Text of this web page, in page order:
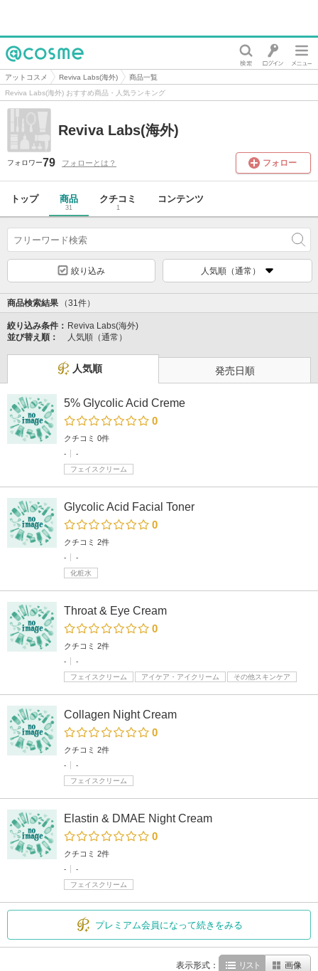
@cosme
アットコスメ Reviva Labs(海外)
商品一覧
Reviva Labs(海外) おすすめ商品・人気ランキング
Reviva Labs(海外)
フォロワー79 フォローとは？ フォロー
トップ 商品
31
クチコミ
1
コンテンツ
絞り込み 人気順（通常）
商品検索結果 （31件）
絞り込み条件： Reviva Labs(海外)
並び替え順：
人気順（通常）
人気順 発売日順
5% Glycolic Acid Creme
0
クチコミ 0件
-
-
フェイスクリーム
Glycolic Acid Facial Toner
0
クチコミ 2件
-
-
化粧水
Throat & Eye Cream
0
クチコミ 2件
-
-
フェイスクリーム
アイケア・アイクリーム その他スキンケア
Collagen Night Cream
0
クチコミ 2件
-
-
フェイスクリーム
Elastin & DMAE Night Cream
0
クチコミ 2件
-
-
フェイスクリーム
プレミアム会員になって続きをみる
表示形式： リスト 画像